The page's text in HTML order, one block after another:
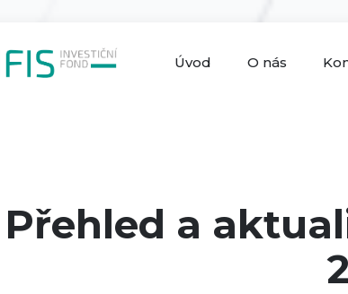
Úvod O nás
Přehled a